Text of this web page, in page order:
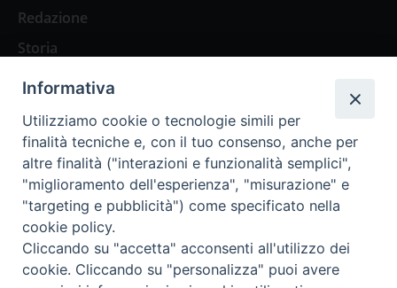
Redazione
Storia
Abbonamenti
Abbonamento Annuale Digitale
Abbonamento Annuale Cartaceo
Abbonamento Singola Copia Digitale
Informativa
Utilizziamo cookie o tecnologie simili per
finalità tecniche e, con il tuo consenso, anche per
altre finalità ("interazioni e funzionalità semplici",
"miglioramento dell'esperienza", "misurazione" e
"targeting e pubblicità") come specificato nella
cookie policy.
Cliccando su "accetta" acconsenti all'utilizzo dei
cookie. Cliccando su "personalizza" puoi avere